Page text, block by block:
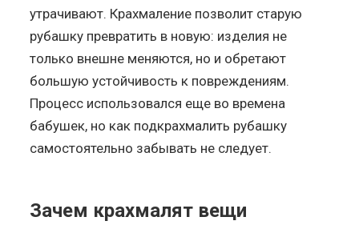
утрачивают. Крахмаление позволит старую
рубашку превратить в новую: изделия не
только внешне меняются, но и обретают
большую устойчивость к повреждениям.
Процесс использовался еще во времена
бабушек, но как подкрахмалить рубашку
самостоятельно забывать не следует.
Зачем крахмалят вещи